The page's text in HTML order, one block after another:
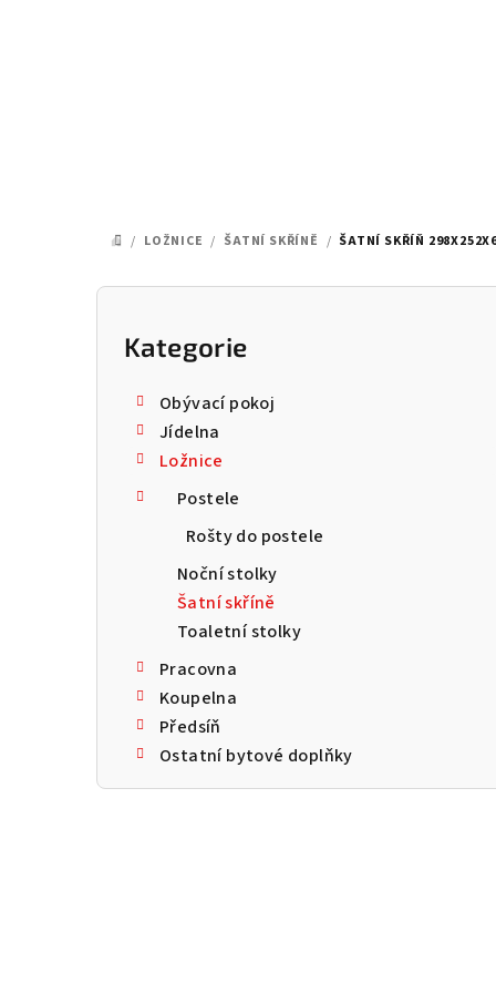
DOMŮ
/ LOŽNICE / ŠATNÍ SKŘÍNĚ / ŠATNÍ SKŘÍŇ
P
Přeskočit
kategorie
Kategorie
Obývací pokoj
Jídelna
Ložnice
Postele
Rošty do postele
Noční stolky
Šatní skříně
Toaletní stolky
Pracovna
Koupelna
Předsíň
Ostatní bytové doplňky